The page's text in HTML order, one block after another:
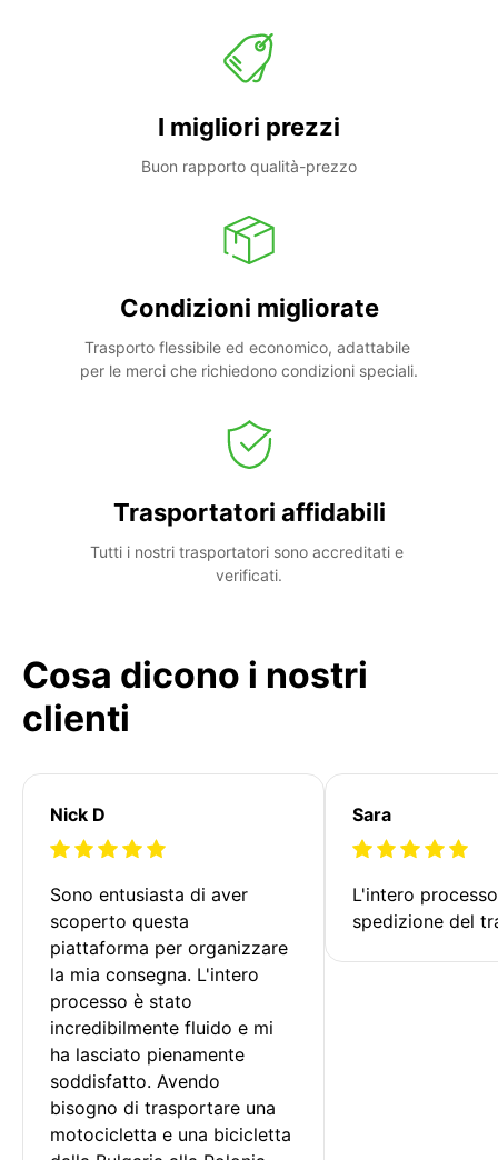
I migliori prezzi
Buon rapporto qualità-prezzo
Condizioni migliorate
Trasporto flessibile ed economico, adattabile
per le merci che richiedono condizioni speciali.
Trasportatori affidabili
Tutti i nostri trasportatori sono accreditati e
verificati.
Cosa dicono i nostri
clienti
Nick D
Sono entusiasta di aver
scoperto questa
piattaforma per organizzare
la mia consegna. L'intero
processo è stato
incredibilmente fluido e mi
ha lasciato pienamente
soddisfatto. Avendo
bisogno di trasportare una
motocicletta e una bicicletta
Sara
L'intero
spedizione del